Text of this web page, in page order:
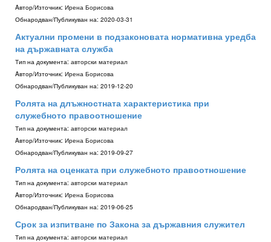
Aвтор/Източник: Ирена Борисова
Обнародван/Публикуван на: 2020-03-31
Актуални промени в подзаконовата нормативна уредба
на държавната служба
Тип на документа: авторски материал
Aвтор/Източник: Ирена Борисова
Обнародван/Публикуван на: 2019-12-20
Ролята на длъжностната характеристика при
служебното правоотношение
Тип на документа: авторски материал
Aвтор/Източник: Ирена Борисова
Обнародван/Публикуван на: 2019-09-27
Ролята на оценката при служебното правоотношение
Тип на документа: авторски материал
Aвтор/Източник: Ирена Борисова
Обнародван/Публикуван на: 2019-06-25
Срок за изпитване по Закона за държавния служител
Тип на документа: авторски материал